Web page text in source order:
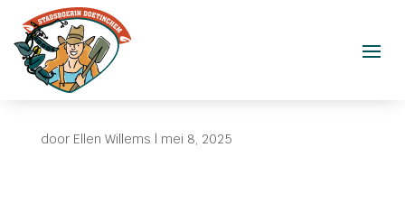
door Ellen Willems | mei 8, 2025